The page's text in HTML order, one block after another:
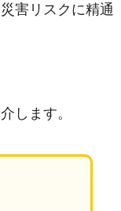
害リスクに精通
します。